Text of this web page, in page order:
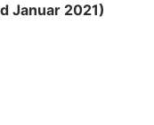
Januar 2021)